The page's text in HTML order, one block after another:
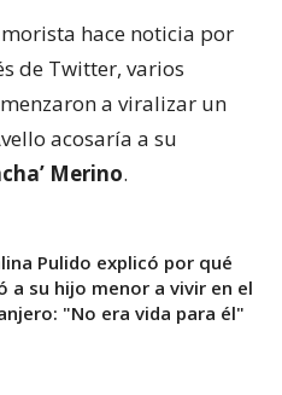
hace noticia por
de Twitter, varios
a viralizar un
acosaría a su
Merino.
Pulido explicó por qué
a su hijo menor a vivir en el
"No era vida para él"